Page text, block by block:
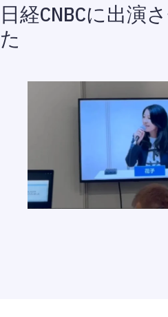
日経CNBCに出演
た